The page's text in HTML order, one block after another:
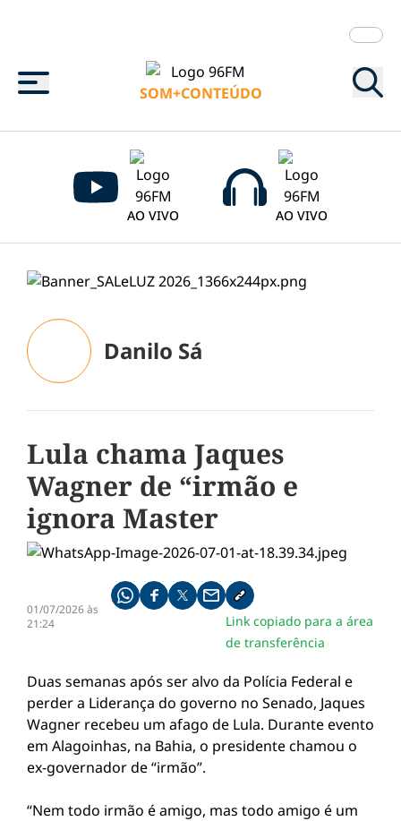
Menu
SOM+CONTEÚDO
AO VIVO AO VIVO
Danilo Sá
Lula chama Jaques
Wagner de “irmão e
ignora Master
01/07/2026 às
21:24
Compartilhe pelo whatsapp
Compartilhar no facebook
Compartilhar no twitter
Compartilhe pelo email
Copiar link da notícia
Link copiado para a área
de transferência
Duas semanas após ser alvo da Polícia Federal e
perder a Liderança do governo no Senado, Jaques
Wagner recebeu um afago de Lula. Durante evento
em Alagoinhas, na Bahia, o presidente chamou o
ex-governador de “irmão”.
“Nem todo irmão é amigo, mas todo amigo é um